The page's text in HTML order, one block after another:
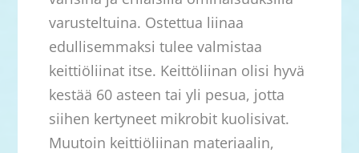
varusteltuina. Ostettua liinaa
edullisemmaksi tulee valmistaa
keittiöliinat itse. Keittöliinan olisi hyvä
kestää 60 asteen tai yli pesua, jotta
siihen kertyneet mikrobit kuolisivat.
Muutoin keittiöliinan materiaalin,